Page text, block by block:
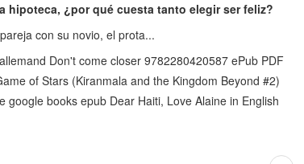
¿por qué cuesta tanto elegir ser feliz?
con su novio, el prota...
Don't come closer 9782280420587 ePub PDF
of Stars (Kiranmala and the Kingdom Beyond #2)
google books epub Dear Haiti, Love Alaine in English